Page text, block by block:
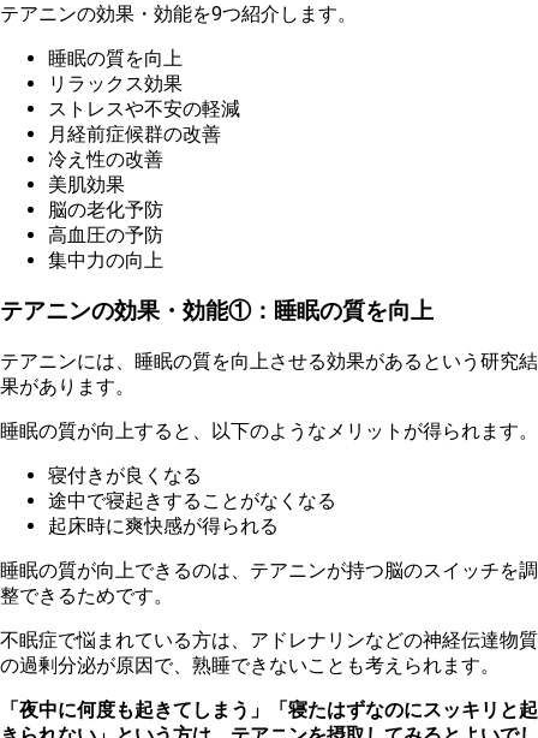
テアニンの効果・効能を9つ紹介します。
睡眠の質を向上
リラックス効果
ストレスや不安の軽減
月経前症候群の改善
冷え性の改善
美肌効果
脳の老化予防
高血圧の予防
集中力の向上
テアニンの効果・効能①：睡眠の質を向上
テアニンには、睡眠の質を向上させる効果があるという研究結
果があります。
睡眠の質が向上すると、以下のようなメリットが得られます。
寝付きが良くなる
途中で寝起きすることがなくなる
起床時に爽快感が得られる
睡眠の質が向上できるのは、テアニンが持つ脳のスイッチを調
整できるためです。
不眠症で悩まれている方は、アドレナリンなどの神経伝達物質
の過剰分泌が原因で、熟睡できないことも考えられます。
「夜中に何度も起きてしまう」「寝たはずなのにスッキリと起